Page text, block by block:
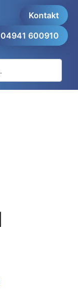
Kontakt
04941 600910